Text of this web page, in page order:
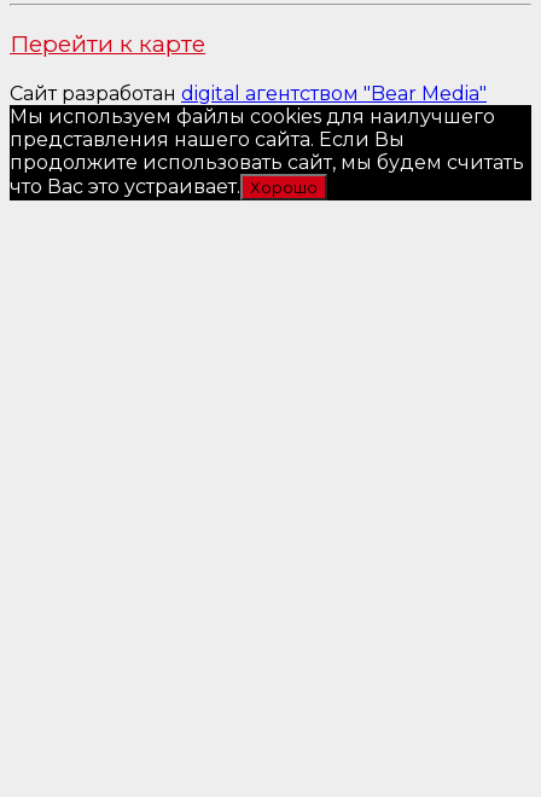
Перейти к карте
Сайт разработан digital агентством "Bear Media"
Мы используем файлы cookies для наилучшего
представления нашего сайта. Если Вы
продолжите использовать сайт, мы будем считать
что Вас это устраивает. Хорошо